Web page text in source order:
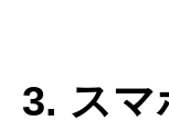
3. スマ